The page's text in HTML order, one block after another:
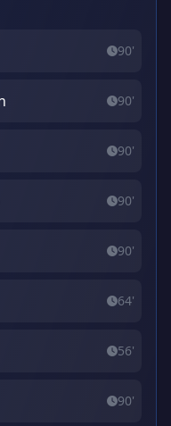
90'
90'
90'
90'
90'
64'
56'
90'